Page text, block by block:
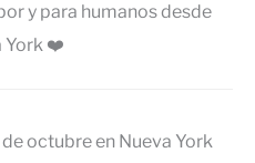
y para humanos desde
York ❤️
octubre en Nueva York